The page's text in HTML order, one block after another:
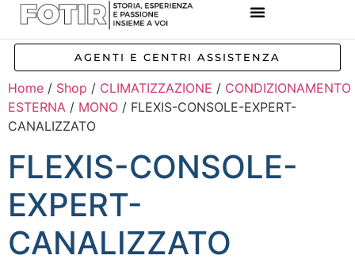
AGENTI E CENTRI ASSISTENZA
Home / Shop / CLIMATIZZAZIONE / CONDIZIONAMENTO
ESTERNA / MONO / FLEXIS-CONSOLE-EXPERT-
CANALIZZATO
FLEXIS-CONSOLE-
EXPERT-
CANALIZZATO